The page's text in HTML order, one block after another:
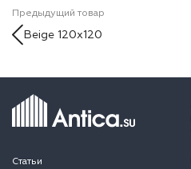
Предыдущий товар
Beige 120x120
Статьи